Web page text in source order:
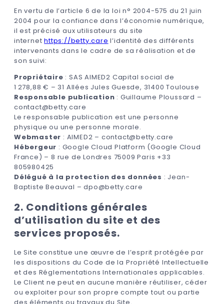
En vertu de l’article 6 de la loi n° 2004-575 du 21 juin
2004 pour la confiance dans l’économie numérique,
il est précisé aux utilisateurs du site
internethttps://betty.care l’identité des différents
intervenants dans le cadre de sa réalisation et de
son suivi:
Propriétaire : SAS AIMED2 Capital social de
1 278,88 € – 31 Allées Jules Guesde, 31400 Toulouse
Responsable publication : Guillaume Ploussard –
contact@betty.care
Le responsable publication est une personne
physique ou une personne morale.
Webmaster : AIMED2 – contact@betty.care
Hébergeur : Google Cloud Platform (Google Cloud
France) – 8 rue de Londres 75009 Paris +33
805980425
Délégué à la protection des données : Jean-
Baptiste Beauval – dpo@betty.care
2. Conditions générales
d’utilisation du site et des
services proposés.
Le Site constitue une œuvre de l’esprit protégée par
les dispositions du Code de la Propriété Intellectuelle
et des Réglementations Internationales applicables.
Le Client ne peut en aucune manière réutiliser, céder
ou exploiter pour son propre compte tout ou partie